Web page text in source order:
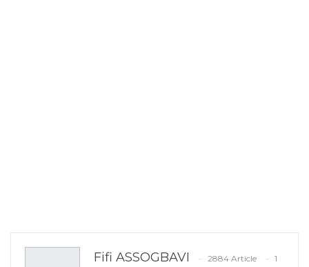
Fifi ASSOGBAVI 2884 Article 1